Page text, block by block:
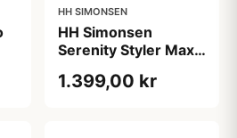
HH SIMONSEN
HH Simonsen
Serenity Styler Maxx
1.399,00 kr